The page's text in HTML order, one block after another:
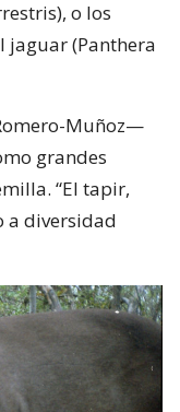
o los
jaguar (Panthera
Muñoz—
grandes
“El tapir,
a diversidad